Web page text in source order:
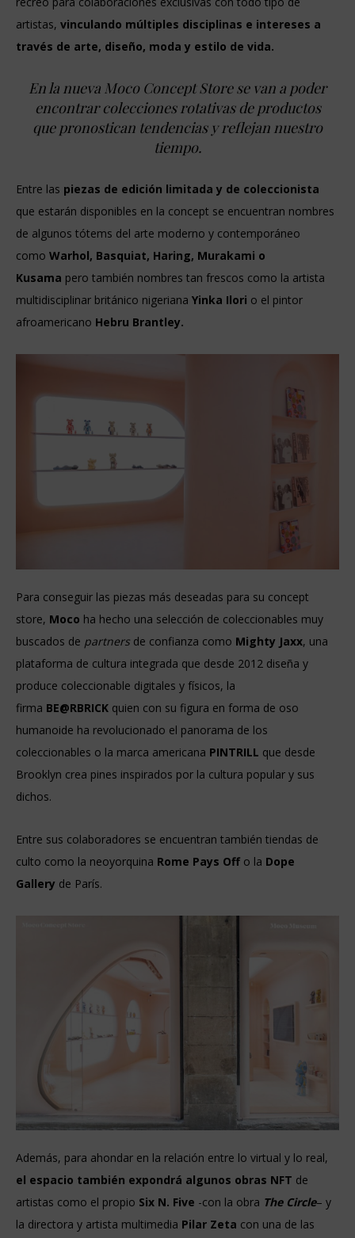
artistas, vinculando múltiples disciplinas e intereses a
través de arte, diseño, moda y estilo de vida.
En la nueva Moco Concept Store se van a poder
encontrar colecciones rotativas de productos
que pronostican tendencias y reflejan nuestro
tiempo.
Entre las piezas de edición limitada y de coleccionista
que estarán disponibles en la concept se encuentran nombres
de algunos tótems del arte moderno y contemporáneo
como Warhol, Basquiat, Haring, Murakami o
Kusama pero también nombres tan frescos como la artista
multidisciplinar británico nigeriana Yinka Ilori o el pintor
afroamericano Hebru Brantley.
Para conseguir las piezas más deseadas para su concept
store, Moco ha hecho una selección de coleccionables muy
buscados de partners de confianza como Mighty Jaxx, una
plataforma de cultura integrada que desde 2012 diseña y
produce coleccionable digitales y físicos, la
firma BE@RBRICK quien con su figura en forma de oso
humanoide ha revolucionado el panorama de los
coleccionables o la marca americana PINTRILL que desde
Brooklyn crea pines inspirados por la cultura popular y sus
dichos.
Entre sus colaboradores se encuentran también tiendas de
culto como la neoyorquina Rome Pays Off o la Dope
Gallery de París.
Además, para ahondar en la relación entre lo virtual y lo real,
el espacio también expondrá algunos obras NFT de
artistas como el propio Six N. Five -con la obra The Circle– y
la directora y artista multimedia Pilar Zeta con una de las